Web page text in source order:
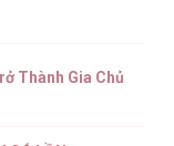
Thành Gia Chủ